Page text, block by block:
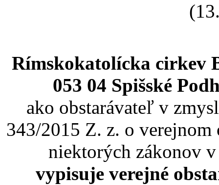
Rímskokatolícka cirkev
053 04 Spišské
ako obstarávateľ v
343/2015 Z. z. o verejnom
niektorých zákonov
vypisuje verejné